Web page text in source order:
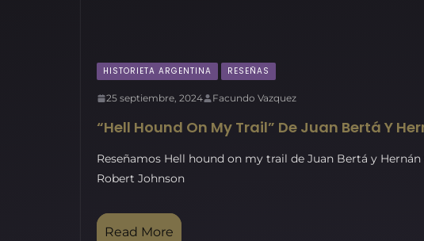
HISTORIETA ARGENTINA RESEÑAS
25 septiembre, 2024 Facundo Vazquez
“Hell Hound On My Trail” De Juan Bertá Y
Reseñamos Hell hound on my trail de Juan Bertá y
Robert Johnson
Read More